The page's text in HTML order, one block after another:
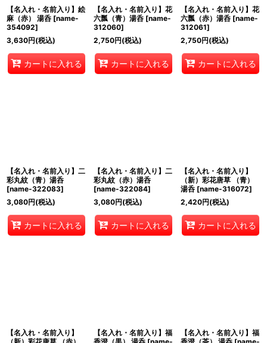
【名入れ・名前入り】絵
麻（赤） 湯呑 [name-
354092]
3,630円(税込)
カートに入れる
【名入れ・名前入り】花
六瓢（青）湯呑 [name-
312060]
2,750円(税込)
カートに入れる
【名入れ・名前入り】花
六瓢（赤）湯呑 [name-
312061]
2,750円(税込)
カートに入れる
【名入れ・名前入り】二
彩丸紋（青）湯呑
[name-322083]
3,080円(税込)
カートに入れる
【名入れ・名前入り】二
彩丸紋（赤）湯呑
[name-322084]
3,080円(税込)
カートに入れる
【名入れ・名前入り】
（新）彩花唐草 （青）
湯呑 [name-316072]
2,420円(税込)
カートに入れる
【名入れ・名前入り】
【名入れ・名前入り】福
【名入れ・名前入り】福